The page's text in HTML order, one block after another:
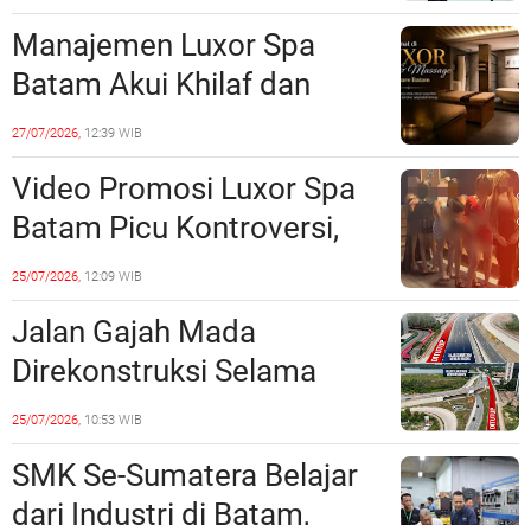
Realisasi Pembangunan
Lampaui 50 Persen
Manajemen Luxor Spa
Batam Akui Khilaf dan
Minta Maaf, Konten
Langsung Di-Takedown
27/07/2026, 12:39 WIB
Video Promosi Luxor Spa
Batam Picu Kontroversi,
Dinilai Bermuatan Sensual
25/07/2026, 12:09 WIB
Jalan Gajah Mada
Direkonstruksi Selama
Empat Minggu, Ini Skema
Rekayasa Lalu Lintasnya
25/07/2026, 10:53 WIB
SMK Se-Sumatera Belajar
dari Industri di Batam,